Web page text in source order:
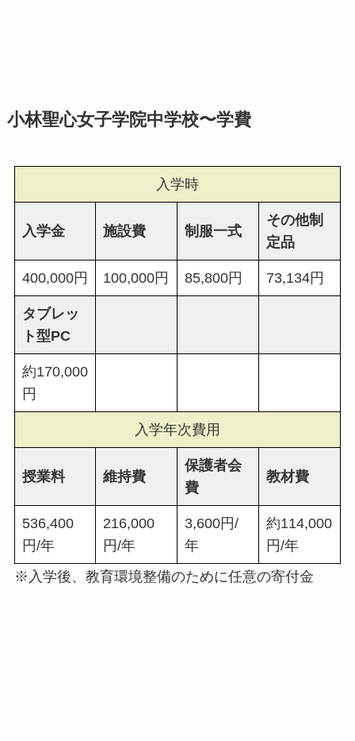
小林聖心女子学院中学校〜学費
入学時
入学金 施設費 制服一式
その他制
定品
400,000円 100,000円 85,800円 73,134円
タブレッ
ト型PC
約170,000
円
入学年次費用
授業料 維持費
保護者会
費
教材費
536,400
円/年
216,000
円/年
3,600円/
年
約114,000
円/年
※入学後、教育環境整備のために任意の寄付金